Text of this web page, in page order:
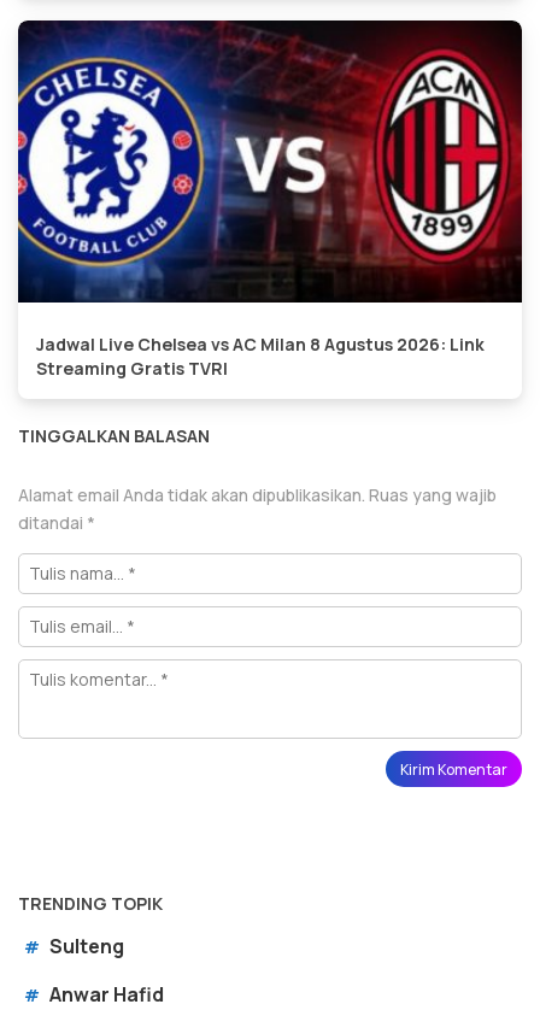
Jadwal Live Chelsea vs AC Milan 8 Agustus 2026: Link
Streaming Gratis TVRI
TINGGALKAN BALASAN
Alamat email Anda tidak akan dipublikasikan. Ruas yang wajib
ditandai *
TRENDING TOPIK
# Sulteng
# Anwar Hafid